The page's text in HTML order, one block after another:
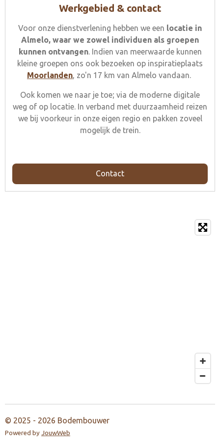
Werkgebied & contact
Voor onze dienstverlening hebben we een locatie in
Almelo, waar we zowel individuen als groepen
kunnen ontvangen. Indien van meerwaarde kunnen
kleine groepen ons ook bezoeken op inspiratieplaats
Moorlanden, zo'n 17 km van Almelo vandaan.
Ook komen we naar je toe; via de moderne digitale
weg of op locatie. In verband met duurzaamheid reizen
we bij voorkeur in onze eigen regio en pakken zoveel
mogelijk de trein.
Contact
© 2025 - 2026 Bodembouwer
Powered by JouwWeb